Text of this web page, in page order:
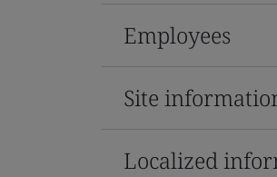
Employees
Site
Localized